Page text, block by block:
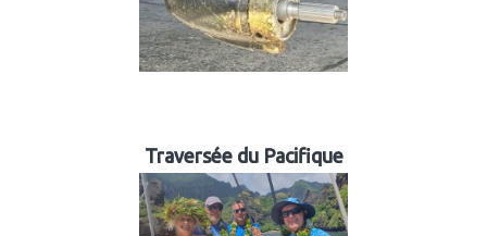
Traversée du Pacifique